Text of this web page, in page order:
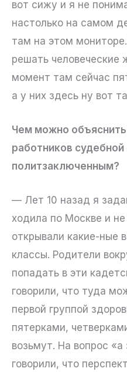
вот сижу и я не
настолько на самом
там на этом
решать человеческие
момент там сейчас
а у них здесь ну вот
Чем можно
работников
политзаключенным?
— Лет 10 назад я
ходила по Москве и
открывали какие-ные
классы. Родители
попадать в эти
говорили, что туда
первой группой
пятерками,
возьмут. На вопрос
говорили, что